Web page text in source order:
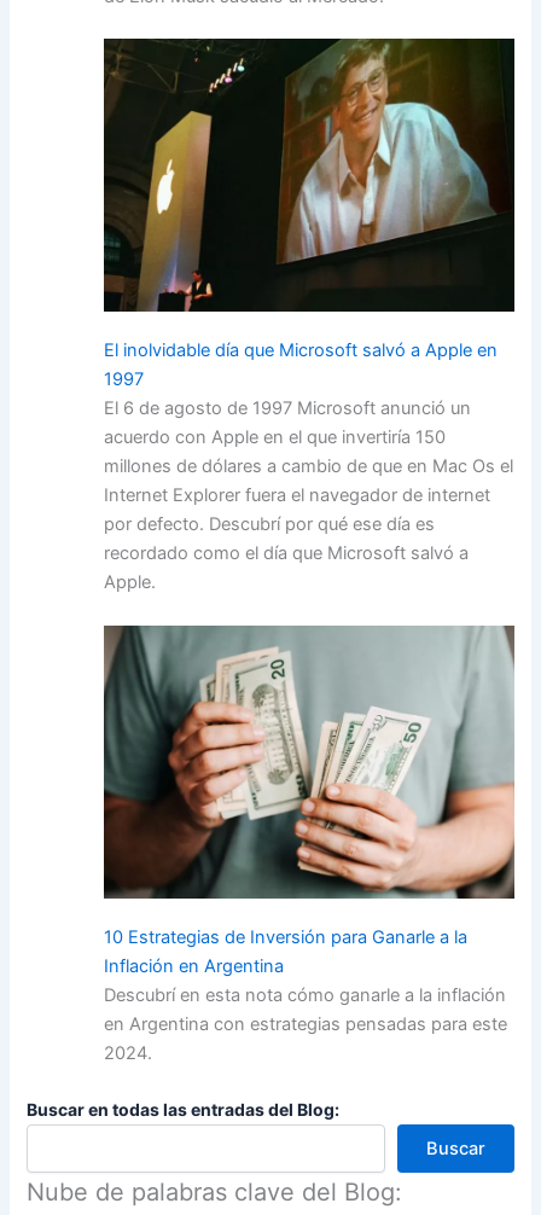
El inolvidable día que Microsoft salvó a Apple en
1997
El 6 de agosto de 1997 Microsoft anunció un
acuerdo con Apple en el que invertiría 150
millones de dólares a cambio de que en Mac Os el
Internet Explorer fuera el navegador de internet
por defecto. Descubrí por qué ese día es
recordado como el día que Microsoft salvó a
Apple.
10 Estrategias de Inversión para Ganarle a la
Inflación en Argentina
Descubrí en esta nota cómo ganarle a la inflación
en Argentina con estrategias pensadas para este
2024.
Buscar en todas las entradas del Blog:
Buscar
Nube de palabras clave del Blog: